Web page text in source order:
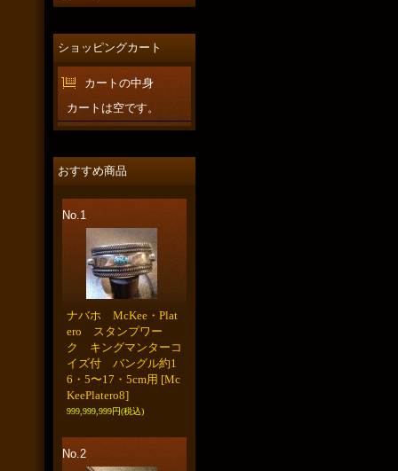
ショッピングカート
カートの中身
カートは空です。
おすすめ商品
No.1
ナバホ McKee・Plat
ero スタンプワー
ク キングマンターコ
イズ付 バングル約1
6・5〜17・5cm用 [Mc
KeePlatero8]
999,999,999円(税込)
No.2